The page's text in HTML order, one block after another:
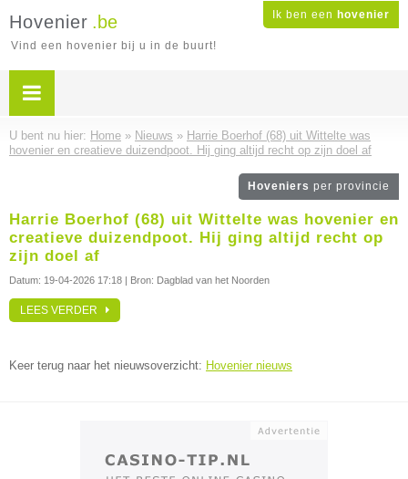
Ik ben een hovenier
Hovenier .be
Vind een hovenier bij u in de buurt!
U bent nu hier: Home » Nieuws » Harrie Boerhof (68) uit Wittelte was
hovenier en creatieve duizendpoot. Hij ging altijd recht op zijn doel af
Hoveniers per provincie
Harrie Boerhof (68) uit Wittelte was hovenier en
creatieve duizendpoot. Hij ging altijd recht op
zijn doel af
Datum: 19-04-2026 17:18 | Bron: Dagblad van het Noorden
LEES VERDER
Keer terug naar het nieuwsoverzicht: Hovenier nieuws